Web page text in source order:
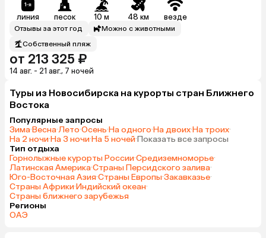
линия песок 10 м 48 км везде
Отзывы за этот год
Можно с животными
Собственный пляж
от 213 325 ₽
14 авг. - 21 авг., 7 ночей
Туры из Новосибирска на курорты стран Ближнего
Востока
Популярные запросы
Зима·Весна·Лето·Осень·На одного·На двоих·На троих·
На 2 ночи·На 3 ночи·На 5 ночей·Показать все запросы
Тип отдыха
Горнолыжные курорты России·Средиземноморье·
Латинская Америка·Страны Персидского залива·
Юго-Восточная Азия·Страны Европы·Закавказье·
Страны Африки·Индийский океан·
Страны ближнего зарубежья
Регионы
ОАЭ